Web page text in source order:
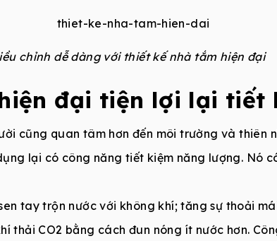
chỉnh dễ dàng với thiết kế nhà tắm hiện đại
đại tiện lợi lại tiết
cũng quan tâm hơn đến môi trường và thiên
lại có công năng tiết kiệm năng lượng. Nó
tay trộn nước với không khí; tăng sự thoải
thải CO2 bằng cách đun nóng ít nước hơn.